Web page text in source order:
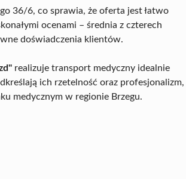
36/6, co sprawia, że oferta jest łatwo
ocenami – średnia z czterech
doświadczenia klientów.
realizuje transport medyczny idealnie
ich rzetelność oraz profesjonalizm,
medycznym w regionie Brzegu.